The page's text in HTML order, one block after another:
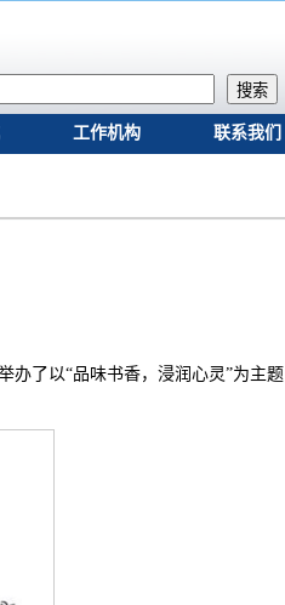
搜索
工作机构 联系我们
办了以“品味书香，浸润心灵”为主题